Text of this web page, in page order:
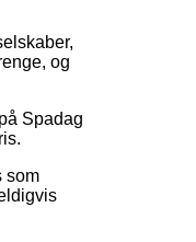
og
Spadag
som